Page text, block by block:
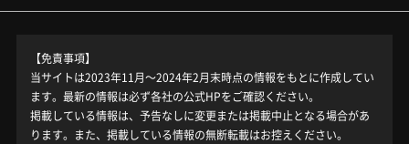
【免責事項】
当サイトは2023年11月～2024年2月末時点の情報をもとに作成してい
ます。最新の情報は必ず各社の公式HPをご確認ください。
掲載している情報は、予告なしに変更または掲載中止となる場合があ
ります。また、掲載している情報の無断転載はお控えください。